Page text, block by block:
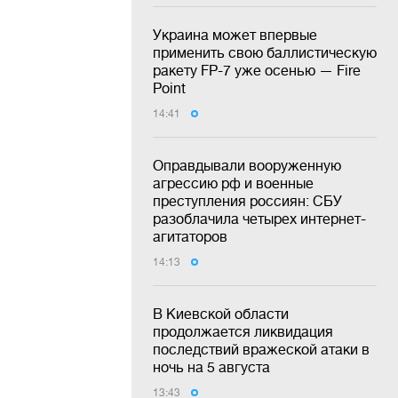
Украина может впервые
применить свою баллистическую
ракету FP-7 уже осенью — Fire
Point
14:41
Оправдывали вооруженную
агрессию рф и военные
преступления россиян: СБУ
разоблачила четырех интернет-
агитаторов
14:13
В Киевской области
продолжается ликвидация
последствий вражеской атаки в
ночь на 5 августа
13:43